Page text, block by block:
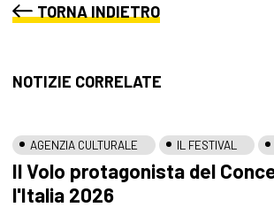
TORNA INDIETRO
NOTIZIE CORRELATE
AGENZIA CULTURALE IL FESTIVAL
Il Volo protagonista del
l'Italia 2026